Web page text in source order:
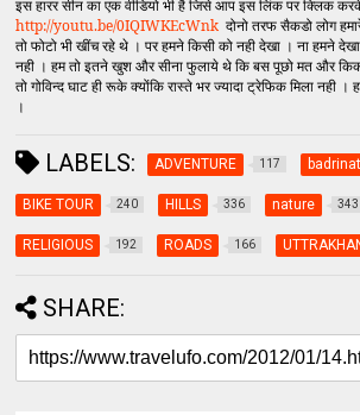
इस हारर सीन का एक वीडियो भी है जिसे आप इस लिंक पर क्लिक
http://youtu.be/0IQIWKEcWnk दोनो तरफ सैकडो लोग
तो फोटो भी खींच रहे थे । पर हमने किसी को नही देखा । ना हमने
नही । हम तो इतने खुश और सीना फुलाये थे कि बस पूछो मत और
तो गोविन्द घाट ही रूके क्योंकि रास्ते भर ज्यादा ट्रेफिक मिला नही
।
LABELS: ADVENTURE 117
BIKE TOUR 240 HILLS 336 nature 343
RELIGIOUS 192 ROADS 166
SHARE: